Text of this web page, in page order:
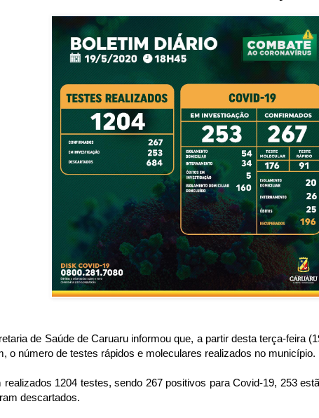
de Saúde de Caruaru informou que, a partir desta terça-feira
o número de testes rápidos e moleculares realizados no município.
realizados 1204 testes, sendo 267 positivos para Covid-19, 253
descartados.